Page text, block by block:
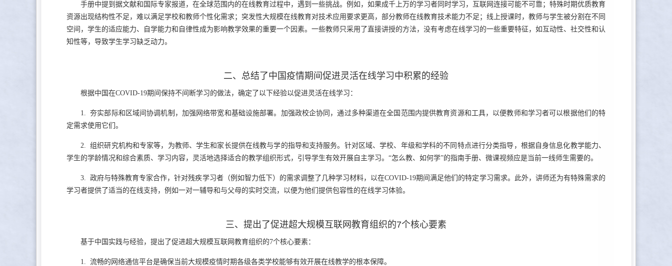
手册中提到据文献和国际专家报道，在全球范围内的在线教育过程中，遇到一些挑战。例如，如果成千上万的学习者同时学习，互联网连接可能不可靠；特殊时期优质教育
资源出现结构性不足，难以满足学校和教师个性化需求；突发性大规模在线教育对技术应用要求更高，部分教师在线教育技术能力不足；线上授课时，教师与学生被分割在不同
空间，学生的适应能力、自学能力和自律性成为影响教学效果的重要一个因素。一些教师只采用了直接讲授的方法，没有考虑在线学习的一些重要特征，如互动性、社交性和认
知性等，导致学生学习缺乏动力。
二、总结了中国疫情期间促进灵活在线学习中积累的经验
根据中国在COVID-19期间保持不间断学习的做法，确定了以下经验以促进灵活在线学习：
1. 夯实部际和区域间协调机制，加强网络带宽和基础设施部署。加强政校企协同，通过多种渠道在全国范围内提供教育资源和工具，以便教师和学习者可以根据他们的特
定需求使用它们。
2. 组织研究机构和专家等，为教师、学生和家长提供在线教与学的指导和支持服务。针对区域、学校、年级和学科的不同特点进行分类指导，根据自身信息化教学能力、
学生的学龄情况和综合素质、学习内容，灵活地选择适合的教学组织形式，引导学生有效开展自主学习。“怎么教、如何学”的指南手册、微课视频应是当前一线师生需要的。
3. 政府与特殊教育专家合作，针对残疾学习者（例如智力低下）的需求调整了几种学习材料，以在COVID-19期间满足他们的特定学习需求。此外，讲师还为有特殊需求的
学习者提供了适当的在线支持，例如一对一辅导和与父母的实时交流，以便为他们提供包容性的在线学习体验。
三、提出了促进超大规模互联网教育组织的7个核心要素
基于中国实践与经验，提出了促进超大规模互联网教育组织的7个核心要素：
1. 流畅的网络通信平台是确保当前大规模疫情时期各级各类学校能够有效开展在线教学的根本保障。